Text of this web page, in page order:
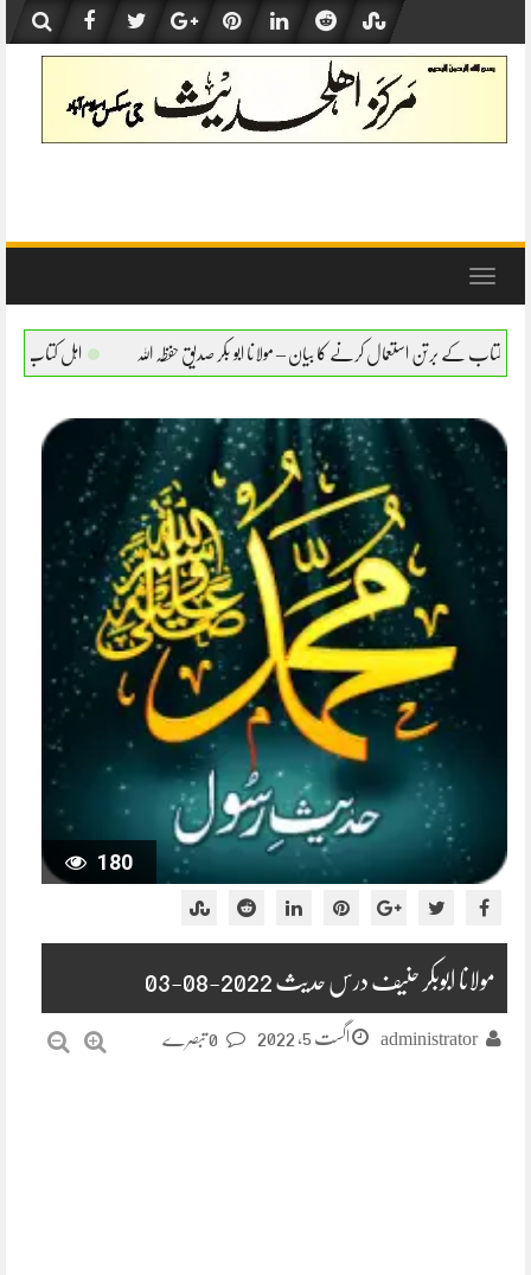
content
Toggle
کا بیان – مولانا ابو بکر صدیق حفظہ اللہ اہل کتاب کے برتن استعمال کرنے کا بیان –
180
مولانا ابوبکر حنیف درس حدیث 2022-08-03
administrator اگست 5, 2022